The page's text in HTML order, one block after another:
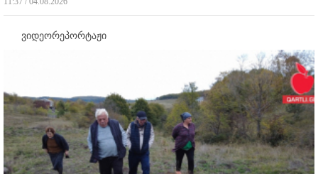
ვიდეორეპორტაჟი